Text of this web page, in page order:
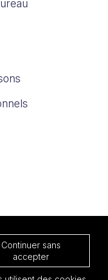
Continuer sans
accepter